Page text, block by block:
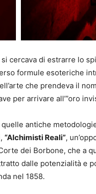
si cercava di estrarre lo
formule esoteriche
che prendeva il
per arrivare all’”oro
antiche
“Alchimisti Reali”,
dei Borbone, che a
dalle potenzialità e
nel 1858.